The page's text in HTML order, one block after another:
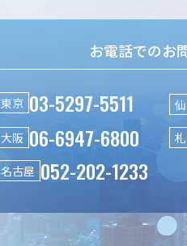
お電話でのお
東京 03-5297-5511
大阪 06-6947-6800
名古屋 052-202-1233